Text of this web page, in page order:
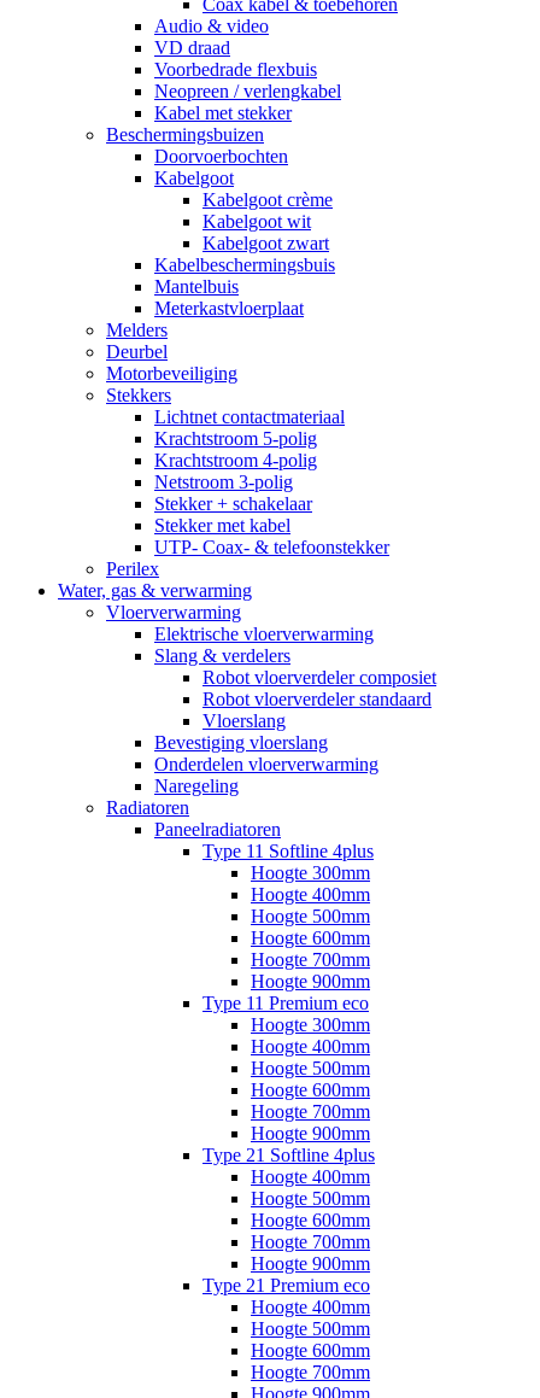
Coax kabel & toebehoren
Audio & video
VD draad
Voorbedrade flexbuis
Neopreen / verlengkabel
Kabel met stekker
Beschermingsbuizen
Doorvoerbochten
Kabelgoot
Kabelgoot crème
Kabelgoot wit
Kabelgoot zwart
Kabelbeschermingsbuis
Mantelbuis
Meterkastvloerplaat
Melders
Deurbel
Motorbeveiliging
Stekkers
Lichtnet contactmateriaal
Krachtstroom 5-polig
Krachtstroom 4-polig
Netstroom 3-polig
Stekker + schakelaar
Stekker met kabel
UTP- Coax- & telefoonstekker
Perilex
Water, gas & verwarming
Vloerverwarming
Elektrische vloerverwarming
Slang & verdelers
Robot vloerverdeler composiet
Robot vloerverdeler standaard
Vloerslang
Bevestiging vloerslang
Onderdelen vloerverwarming
Naregeling
Radiatoren
Paneelradiatoren
Type 11 Softline 4plus
Hoogte 300mm
Hoogte 400mm
Hoogte 500mm
Hoogte 600mm
Hoogte 700mm
Hoogte 900mm
Type 11 Premium eco
Hoogte 300mm
Hoogte 400mm
Hoogte 500mm
Hoogte 600mm
Hoogte 700mm
Hoogte 900mm
Type 21 Softline 4plus
Hoogte 400mm
Hoogte 500mm
Hoogte 600mm
Hoogte 700mm
Hoogte 900mm
Type 21 Premium eco
Hoogte 400mm
Hoogte 500mm
Hoogte 600mm
Hoogte 700mm
Hoogte 900mm